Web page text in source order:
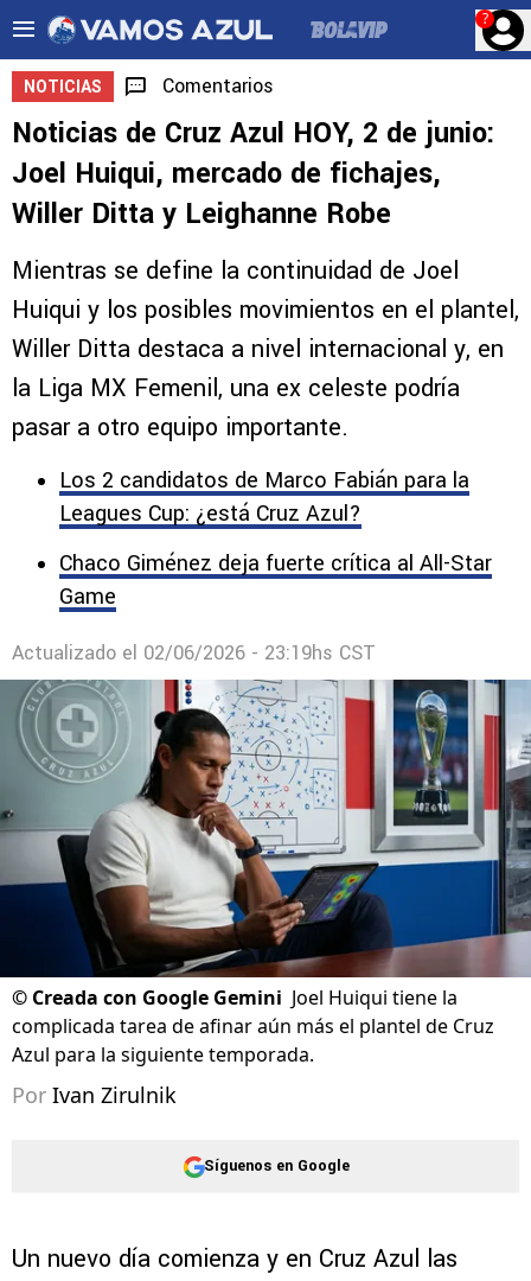
?
NOTICIAS Comentarios
Noticias de Cruz Azul HOY, 2 de junio:
Joel Huiqui, mercado de fichajes,
Willer Ditta y Leighanne Robe
Mientras se define la continuidad de Joel
Huiqui y los posibles movimientos en el plantel,
Willer Ditta destaca a nivel internacional y, en
la Liga MX Femenil, una ex celeste podría
pasar a otro equipo importante.
Los 2 candidatos de Marco Fabián para la
Leagues Cup: ¿está Cruz Azul?
Chaco Giménez deja fuerte crítica al All-Star
Game
Actualizado el 02/06/2026 - 23:19hs CST
© Creada con Google Gemini Joel Huiqui tiene la
complicada tarea de afinar aún más el plantel de Cruz
Azul para la siguiente temporada.
Por Ivan Zirulnik
Síguenos en Google
Un nuevo día comienza y en Cruz Azul las